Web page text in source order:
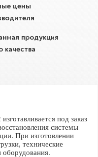
цены
продукция
качества
под заказ
системы
При изготовлении
технические
оборудования.